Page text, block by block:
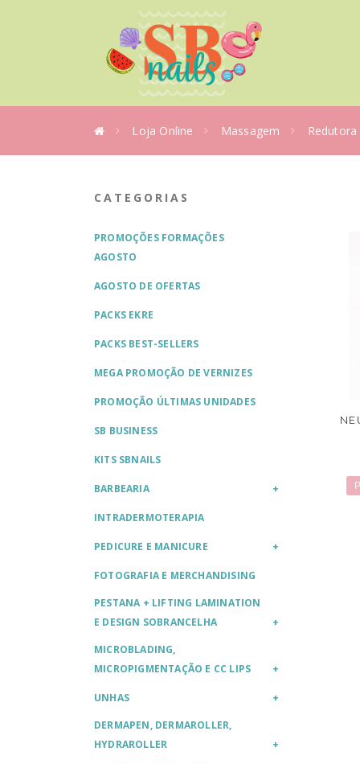
Loja Online Massagem
CATEGORIAS
PROMOÇÕES FORMAÇÕES
AGOSTO
AGOSTO DE OFERTAS
PACKS EKRE
PACKS BEST-SELLERS
MEGA PROMOÇÃO DE VERNIZES
PROMOÇÃO ÚLTIMAS UNIDADES
SB BUSINESS
KITS SBNAILS
BARBEARIA
INTRADERMOTERAPIA
PEDICURE E MANICURE
FOTOGRAFIA E MERCHANDISING
PESTANA + LIFTING LAMINATION
E DESIGN SOBRANCELHA
MICROBLADING,
MICROPIGMENTAÇÃO E CC LIPS
UNHAS
DERMAPEN, DERMAROLLER,
HYDRAROLLER